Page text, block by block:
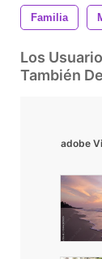
Familia
Los
También
adobe